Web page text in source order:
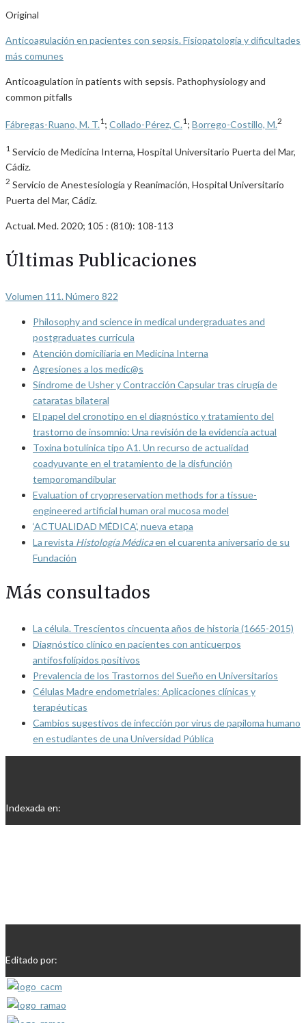
Original
Anticoagulación en pacientes con sepsis. Fisiopatología y dificultades
más comunes
Anticoagulation in patients with sepsis. Pathophysiology and
common pitfalls
Fábregas-Ruano, M. T.1 ; Collado-Pérez, C.1 ; Borrego-Costillo, M.2
1 Servicio de Medicina Interna, Hospital Universitario Puerta del Mar,
Cádiz.
2 Servicio de Anestesiología y Reanimación, Hospital Universitario
Puerta del Mar, Cádiz.
Actual. Med. 2020; 105 : (810): 108-113
Últimas Publicaciones
Volumen 111. Número 822
Philosophy and science in medical undergraduates and
postgraduates curricula
Atención domiciliaria en Medicina Interna
Agresiones a los medic@s
Síndrome de Usher y Contracción Capsular tras cirugía de
cataratas bilateral
El papel del cronotipo en el diagnóstico y tratamiento del
trastorno de insomnio: Una revisión de la evidencia actual
Toxina botulínica tipo A1. Un recurso de actualidad
coadyuvante en el tratamiento de la disfunción
temporomandibular
Evaluation of cryopreservation methods for a tissue-
engineered artificial human oral mucosa model
‘ACTUALIDAD MÉDICA’, nueva etapa
La revista Histología Médicaen el cuarenta aniversario de su
Fundación
Más consultados
La célula. Trescientos cincuenta años de historia (1665-2015)
Diagnóstico clínico en pacientes con anticuerpos
antifosfolípidos positivos
Prevalencia de los Trastornos del Sueño en Universitarios
Células Madre endometriales: Aplicaciones clínicas y
terapéuticas
Cambios sugestivos de infección por virus de papiloma humano
en estudiantes de una Universidad Pública
Indexada en:
Editado por: